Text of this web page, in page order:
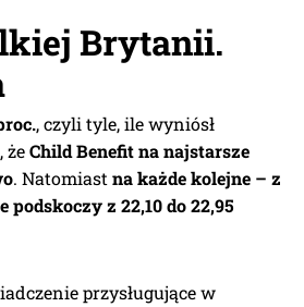
Brytanii.
, czyli tyle, ile wyniósł
żeChild Benefit na najstarsze
. Natomiastna każde kolejne – z
podskoczy z 22,10 do 22,95
przysługujące w